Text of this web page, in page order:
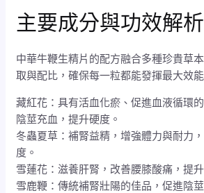
主要成分與功效解析
中華牛鞭生精片的配方融合多種珍貴草
取與配比，確保每一粒都能發揮最大效
藏紅花：具有活血化瘀、促進血液循環
陰莖充血，提升硬度。
冬蟲夏草：補腎益精，增強體力與耐力
度。
雪蓮花：滋養肝腎，改善腰膝酸痛，提
雪鹿鞭：傳統補腎壯陽的佳品，促進陰